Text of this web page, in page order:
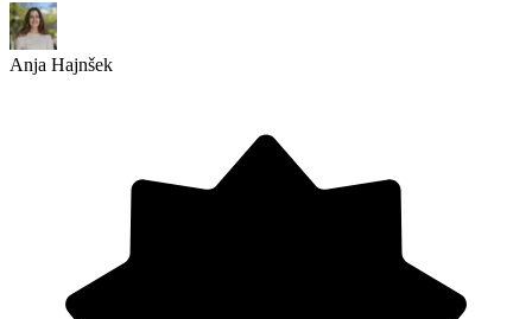
Anja Hajnšek